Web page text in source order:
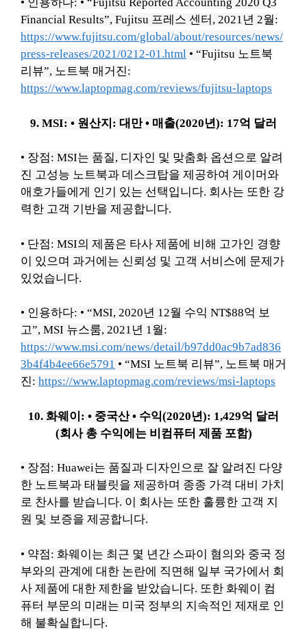
Financial Results”, Fujitsu 프레스 센터, 2021년 2월:
https://www.fujitsu.com/global/about/resources/news/
press-releases/2021/0212-01.html • “Fujitsu 노트북
리뷰”, 노트북 매거진:
https://www.laptopmag.com/reviews/fujitsu-laptops
9. MSI: • 원산지: 대만 • 매출(2020년): 17억 달러
• 장점: MSI는 품질, 디자인 및 맞춤화 옵션으로 알려
진 고성능 노트북과 데스크탑을 제공하여 게이머와
애호가들에게 인기 있는 선택입니다. 회사는 또한 강
력한 고객 기반을 제공합니다.
• 단점: MSI의 제품은 타사 제품에 비해 고가인 경향
이 있으며 과거에는 신뢰성 및 고객 서비스에 문제가
있었습니다.
• 인용하다: • “MSI, 2020년 12월 수익 NT$88억 보
고”, MSI 뉴스룸, 2021년 1월:
https://www.msi.com/news/detail/b97dd0ac9b7ad836
3b4f4b4ee66e5791 • “MSI 노트북 리뷰”, 노트북 매거
진: https://www.laptopmag.com/reviews/msi-laptops
10. 화웨이: • 중국산 • 수익(2020년): 1,429억 달러
(회사 총 수익에는 비컴퓨터 제품 포함)
• 장점: Huawei는 품질과 디자인으로 잘 알려진 다양
한 노트북과 태블릿을 제공하며 종종 가격 대비 가치
로 찬사를 받습니다. 이 회사는 또한 훌륭한 고객 지
원 및 보증을 제공합니다.
• 약점: 화웨이는 최근 몇 년간 스파이 혐의와 중국 정
부와의 관계에 대한 논란에 직면해 일부 국가에서 회
사 제품에 대한 제한을 받았습니다. 또한 화웨이 컴
퓨터 부문의 미래는 미국 정부의 지속적인 제재로 인
해 불확실합니다.